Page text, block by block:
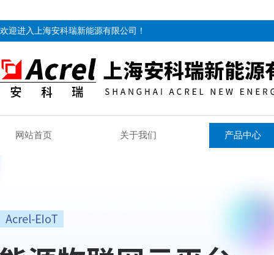
欢迎进入上海安科瑞新能源有限公司！
网站首页 关于我们 产品中心